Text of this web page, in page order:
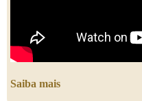
Saiba mais